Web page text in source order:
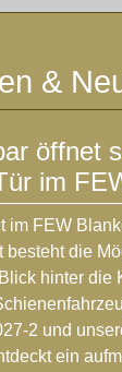
&
öffnet
im
im FEW
besteht die
hinter die
2 und
ein